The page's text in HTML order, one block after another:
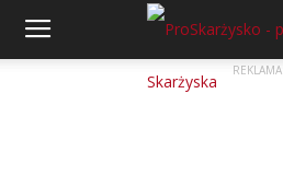
REKLAMA